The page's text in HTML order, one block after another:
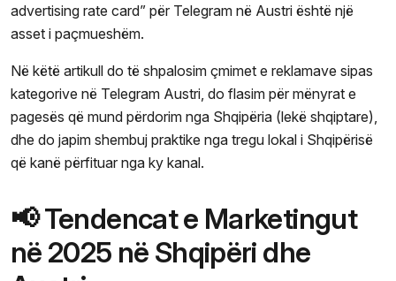
advertising rate card” për Telegram në Austri është një
asset i paçmueshëm.
Në këtë artikull do të shpalosim çmimet e reklamave sipas
kategorive në Telegram Austri, do flasim për mënyrat e
pagesës që mund përdorim nga Shqipëria (lekë shqiptare),
dhe do japim shembuj praktike nga tregu lokal i Shqipërisë
që kanë përfituar nga ky kanal.
📢 Tendencat e Marketingut
në 2025 në Shqipëri dhe